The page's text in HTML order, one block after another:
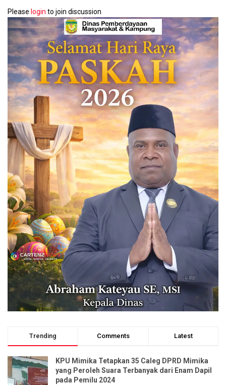
Please login to join discussion
Trending Comments Latest
KPU Mimika Tetapkan 35 Caleg DPRD Mimika
yang Peroleh Suara Terbanyak dari Enam Dapil
pada Pemilu 2024